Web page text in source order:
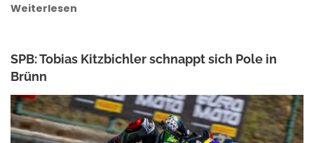
Weiterlesen
SPB: Tobias Kitzbichler schnappt sich Pole in
Brünn
ROWENA HINZMANN